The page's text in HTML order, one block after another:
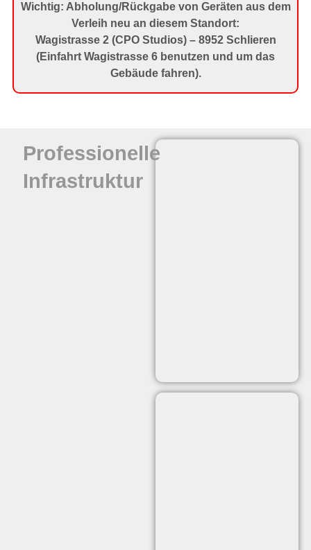
Wichtig: Abholung/Rückgabe von Geräten aus dem
Verleih neu an diesem Standort:
Wagistrasse 2 (CPO Studios) – 8952 Schlieren
(Einfahrt Wagistrasse 6 benutzen und um das
Gebäude fahren).
Professionelle
Infrastruktur